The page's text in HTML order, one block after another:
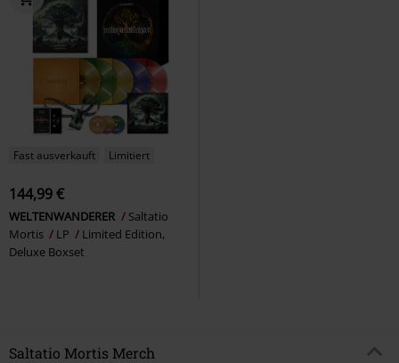
Fast ausverkauft Limitiert
144,99 €
WELTENWANDERER
Saltatio
Mortis
LP
Limited Edition,
Deluxe Boxset
Saltatio Mortis Merch